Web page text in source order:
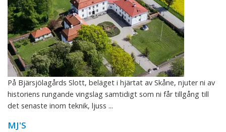
På Bjärsjölagårds Slott, beläget i hjärtat av Skåne, njuter ni av
historiens rungande vingslag samtidigt som ni får tillgång till
det senaste inom teknik, ljuss ...
MJ'S